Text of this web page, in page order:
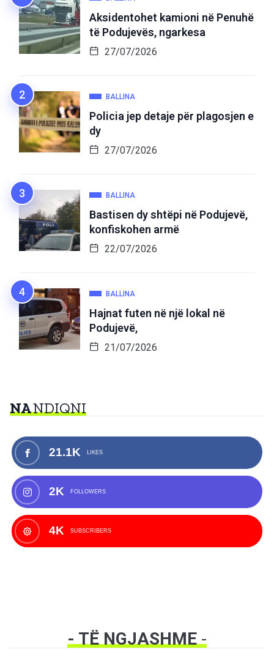
Aksidentohet kamioni në Penuhë
të Podujevës, ngarkesa
27/07/2026
BALLINA
Policia jep detaje për plagosjen e
dy
27/07/2026
BALLINA
Bastisen dy shtëpi në Podujevë,
konfiskohen armë
22/07/2026
BALLINA
Hajnat futen në një lokal në
Podujevë,
21/07/2026
NANDIQNI
21.1K LIKES
2K FOLLOWERS
4K SUBSCRIBERS
- TË NGJASHME-